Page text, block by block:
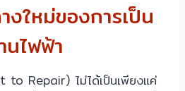
ใหม่ของการเป็น
นไฟฟ้า
to Repair) ไม่ได้เป็นเพียงแค่